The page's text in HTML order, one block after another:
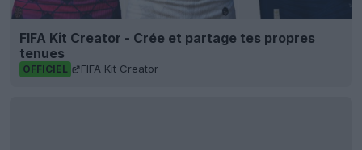
FIFA Kit Creator - Crée et partage tes propres
tenues
OFFICIEL FIFA Kit Creator